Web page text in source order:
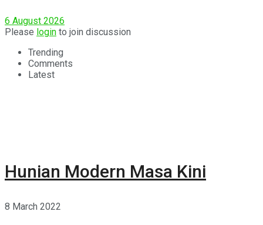
6 August 2026
Please login to join discussion
Trending
Comments
Latest
Hunian Modern Masa Kini
8 March 2022